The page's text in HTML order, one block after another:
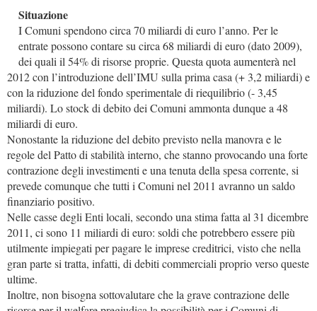
Situazione
I Comuni spendono circa 70 miliardi di euro l’anno. Per le
entrate possono contare su circa 68 miliardi di euro (dato 2009),
dei quali il 54% di risorse proprie. Questa quota aumenterà nel
2012 con l’introduzione dell’IMU sulla prima casa (+ 3,2 miliardi) e
con la riduzione del fondo sperimentale di riequilibrio (- 3,45
miliardi). Lo stock di debito dei Comuni ammonta dunque a 48
miliardi di euro.
Nonostante la riduzione del debito previsto nella manovra e le
regole del Patto di stabilità interno, che stanno provocando una forte
contrazione degli investimenti e una tenuta della spesa corrente, si
prevede comunque che tutti i Comuni nel 2011 avranno un saldo
finanziario positivo.
Nelle casse degli Enti locali, secondo una stima fatta al 31 dicembre
2011, ci sono 11 miliardi di euro: soldi che potrebbero essere più
utilmente impiegati per pagare le imprese creditrici, visto che nella
gran parte si tratta, infatti, di debiti commerciali proprio verso queste
ultime.
Inoltre, non bisogna sottovalutare che la grave contrazione delle